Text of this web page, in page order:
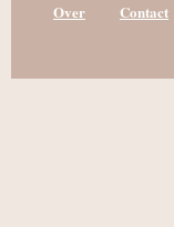
Over Contact